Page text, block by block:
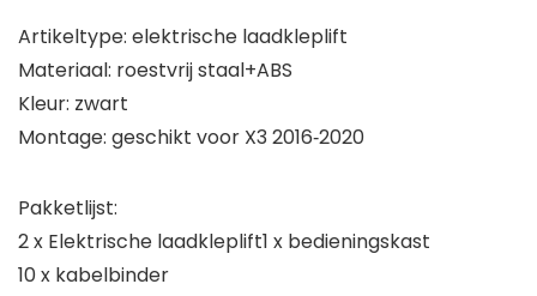
Artikeltype: elektrische laadkleplift
Materiaal: roestvrij staal+ABS
Kleur: zwart
Montage: geschikt voor X3 2016‑2020
Pakketlijst:
2 x Elektrische laadkleplift1 x bedieningskast
10 x kabelbinder